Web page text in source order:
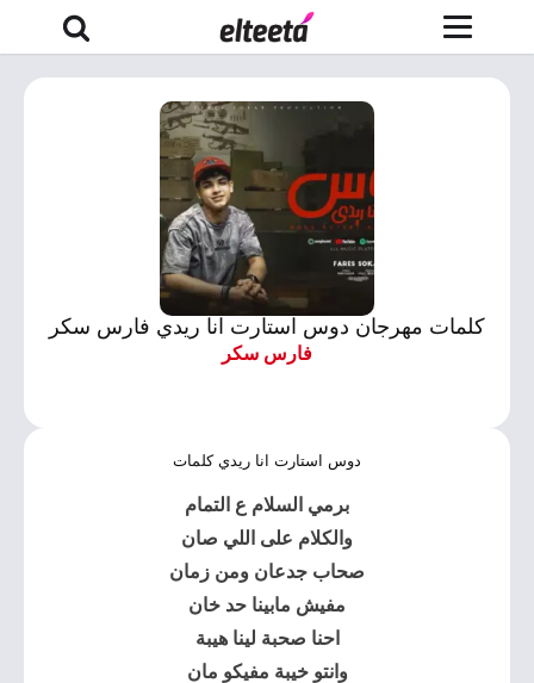
كلمات مهرجان دوس استارت انا ريدي فارس سكر
فارس سكر
دوس استارت انا ريدي كلمات
برمي السلام ع التمام
والكلام على اللي صان
صحاب جدعان ومن زمان
مفيش مابينا حد خان
احنا صحبة لينا هيبة
وانتو خيبة مفيكو مان